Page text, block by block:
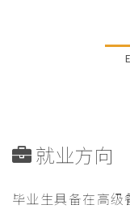
就业方向
毕业生具备在高